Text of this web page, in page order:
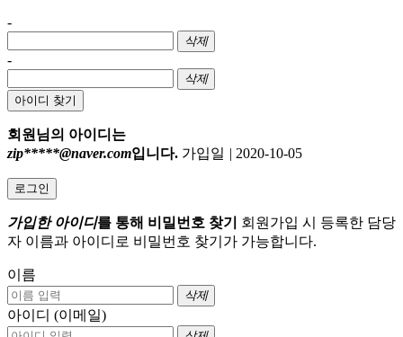
-
삭제
-
삭제
아이디 찾기
회원님의 아이디는
zip*****@naver.com입니다. 가입일 | 2020-10-05
로그인
가입한 아이디를 통해 비밀번호 찾기
회원가입 시 등록한 담당
자 이름과 아이디로 비밀번호 찾기가 가능합니다.
이름
삭제
아이디 (이메일)